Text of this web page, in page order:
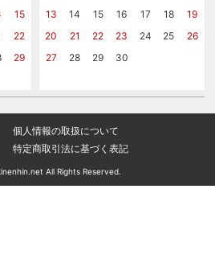
15
22
29
13
14 15 16 17 18
19
20
21 22 23 24 25
26
27
28 29 30
個人情報の取扱について
特定商取引法に基づく表記
All Rights Reserved.